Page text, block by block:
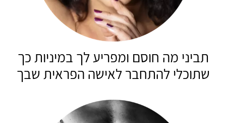
תביני מה חוסם ומפריע לך במיניות כך
שתוכלי להתחבר לאישה הפראית שבך